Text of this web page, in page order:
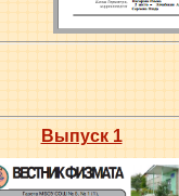
Выпуск 1